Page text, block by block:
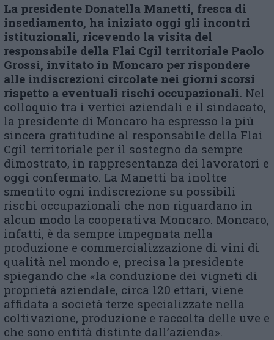
La presidente Donatella Manetti, fresca di
insediamento, ha iniziato oggi gli incontri
istituzionali, ricevendo la visita del
responsabile della Flai Cgil territoriale Paolo
Grossi, invitato in Moncaro per rispondere
alle indiscrezioni circolate nei giorni scorsi
rispetto a eventuali rischi occupazionali. Nel
colloquio tra i vertici aziendali e il sindacato,
la presidente di Moncaro ha espresso la più
sincera gratitudine al responsabile della Flai
Cgil territoriale per il sostegno da sempre
dimostrato, in rappresentanza dei lavoratori e
oggi confermato. La Manetti ha inoltre
smentito ogni indiscrezione su possibili
rischi occupazionali che non riguardano in
alcun modo la cooperativa Moncaro. Moncaro,
infatti, è da sempre impegnata nella
produzione e commercializzazione di vini di
qualità nel mondo e, precisa la presidente
spiegando che «la conduzione dei vigneti di
proprietà aziendale, circa 120 ettari, viene
affidata a società terze specializzate nella
coltivazione, produzione e raccolta delle uve e
che sono entità distinte dall’azienda».